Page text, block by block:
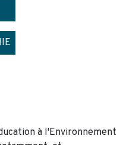
à l'Environnement